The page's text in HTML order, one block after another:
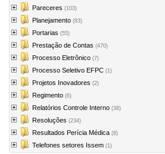
Pareceres (103)
Planejamento (83)
Portarias (55)
Prestação de Contas (470)
Processo Eletrônico (7)
Processo Seletivo EFPC (1)
Projetos Inovadores (2)
Regimento (6)
Relatórios Controle Interno (38)
Resoluções (234)
Resultados Perícia Médica (8)
Telefones setores Issem (1)